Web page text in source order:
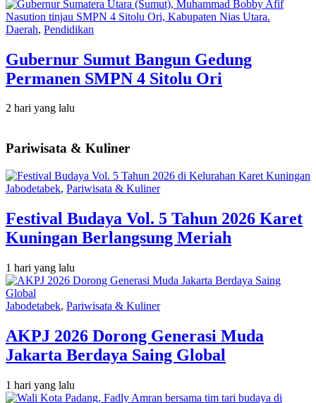
Daerah, Pendidikan
Gubernur Sumut Bangun Gedung
Permanen SMPN 4 Sitolu Ori
2 hari yang lalu
Pariwisata & Kuliner
Jabodetabek, Pariwisata & Kuliner
Festival Budaya Vol. 5 Tahun 2026 Karet
Kuningan Berlangsung Meriah
1 hari yang lalu
Jabodetabek, Pariwisata & Kuliner
AKPJ 2026 Dorong Generasi Muda
Jakarta Berdaya Saing Global
1 hari yang lalu